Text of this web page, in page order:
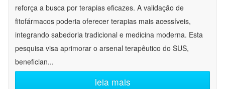
reforça a busca por terapias eficazes. A validação de
fitofármacos poderia oferecer terapias mais acessíveis,
integrando sabedoria tradicional e medicina moderna. Esta
pesquisa visa aprimorar o arsenal terapêutico do SUS,
benefician...
leia mais